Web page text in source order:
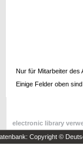
Nur für Mitarbeiter des
Einige Felder oben
electronic library
Copyright ©